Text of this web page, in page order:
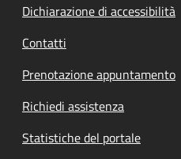
Dichiarazione di accessibilità
Contatti
Prenotazione appuntamento
Richiedi assistenza
Statistiche del portale